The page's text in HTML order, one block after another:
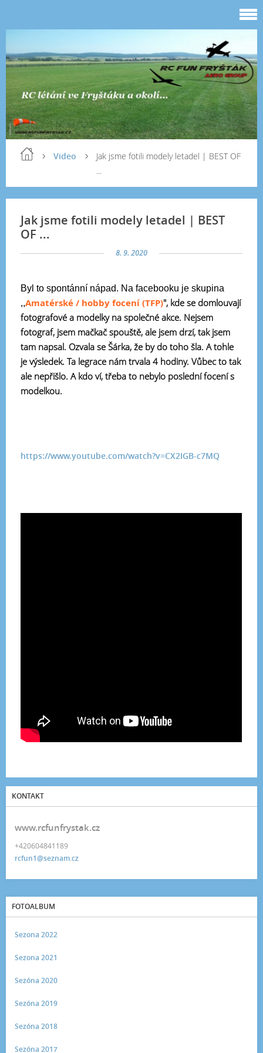
Video
Jak jsme fotili modely letadel | BEST OF
...
Jak jsme fotili modely letadel | BEST
OF ...
8. 9. 2020
Byl to spontánní nápad. Na facebooku je skupina
,,Amatérské / hobby focení (TFP)", kde se domlouvají
fotografové a modelky na společné akce. Nejsem
fotograf, jsem mačkač spouště, ale jsem drzí, tak jsem
tam napsal. Ozvala se Šárka, že by do toho šla. A tohle
je výsledek. Ta legrace nám trvala 4 hodiny. Vůbec to tak
ale nepřišlo. A kdo ví, třeba to nebylo poslední focení s
modelkou.
https://www.youtube.com/watch?v=CX2IGB-c7MQ
KONTAKT
www.rcfunfrystak.cz
+420604841189
rcfun1@seznam.cz
FOTOALBUM
Sezona 2022
Sezona 2021
Sezóna 2020
Sezóna 2019
Sezóna 2018
Sezóna 2017